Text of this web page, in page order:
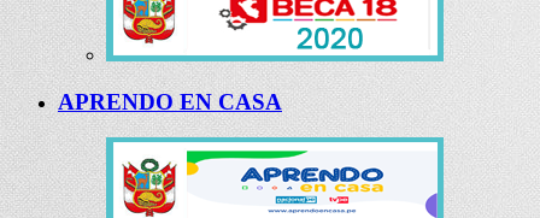
APRENDO EN CASA